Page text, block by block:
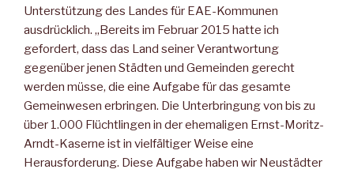
Unterstützung des Landes für EAE-Kommunen
ausdrücklich. „Bereits im Februar 2015 hatte ich
gefordert, dass das Land seiner Verantwortung
gegenüber jenen Städten und Gemeinden gerecht
werden müsse, die eine Aufgabe für das gesamte
Gemeinwesen erbringen. Die Unterbringung von bis zu
über 1.000 Flüchtlingen in der ehemaligen Ernst-Moritz-
Arndt-Kaserne ist in vielfältiger Weise eine
Herausforderung. Diese Aufgabe haben wir Neustädter